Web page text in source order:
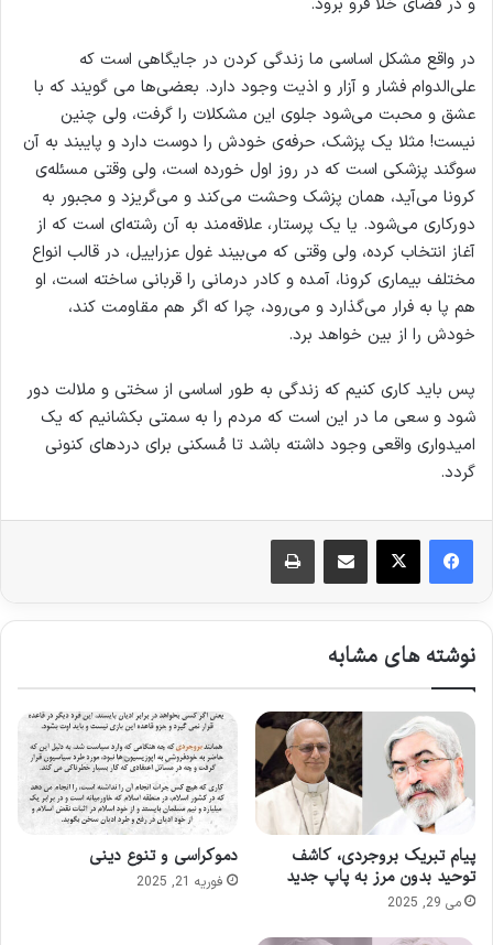
در واقع مشکل اساسی ما زندگی کردن در جایگاهی است که
علی‌الدوام فشار و آزار و اذیت وجود دارد. بعضی‌ها می گویند که با
عشق و محبت می‌شود جلوی این مشکلات را گرفت، ولی چنین
نیست! مثلا یک پزشک، حرفه‌ی خودش را دوست دارد و پایبند به آن
سوگند پزشکی است که در روز اول خورده است، ولی وقتی مسئله‌ی
کرونا می‌آید، همان پزشک وحشت می‌کند و می‌گریزد و مجبور به
دورکاری می‌شود. یا یک پرستار، علاقه‌مند به آن رشته‌ای است که از
آغاز انتخاب کرده، ولی وقتی که می‌بیند غول عزراییل، در قالب انواع
مختلف بیماری کرونا، آمده و کادر درمانی را قربانی ساخته است، او
هم پا به فرار می‌گذارد و می‌رود، چرا که اگر هم مقاومت کند،
خودش را از بین خواهد برد.
پس باید کاری کنیم که زندگی به طور اساسی از سختی و ملالت دور
شود و سعی ما در این است که مردم را به سمتی بکشانیم که یک
امیدواری واقعی وجود داشته باشد تا مُسکنی برای دردهای کنونی
گردد.
اشتراک گذاری از طریق ایمیل
نوشته های مشابه
پیام تبریک بروجردی، کاشف
توحید بدون مرز به پاپ جدید
می 29, 2025
دموکراسی و تنوع دینی
فوریه 21, 2025